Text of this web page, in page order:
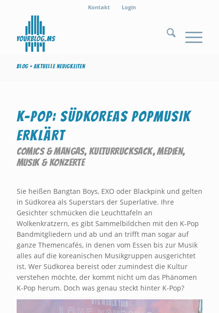
Kontakt Login
Blog - Aktuelle Neuigkeiten
K-POP: SÜDKOREAS POPMUSIK
ERKLÄRT
COMICS & MANGAS, KULTURRUCKSACK,MEDIEN,
MUSIK & KONZERTE
Sie heißen Bangtan Boys, EXO oder Blackpink und gelten
in Südkorea als Superstars der Superlative. Ihre
Gesichter schmücken die Leuchttafeln an
Wolkenkratzern, es gibt Sammelbildchen mit den K-Pop
Bandmitgliedern und ab und an trifft man sogar auf
ganze Themencafés, in denen vom Essen bis zur Musik
alles auf die koreanischen Musikgruppen ausgerichtet
ist. Wer Südkorea bereist oder zumindest die Kultur
verstehen möchte, der kommt nicht um das Phänomen
K-Pop herum. Doch was genau steckt hinter K-Pop?